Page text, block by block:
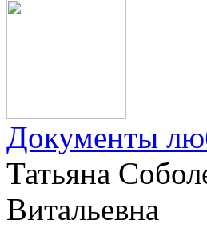
Документы
Татьяна
Витальевна